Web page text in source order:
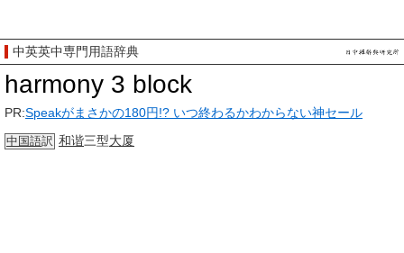
中英英中専門用語辞典
harmony 3 block
PR:Speakがまさかの180円!? いつ終わるかわからない神セール
中国語訳 和谐三型大厦